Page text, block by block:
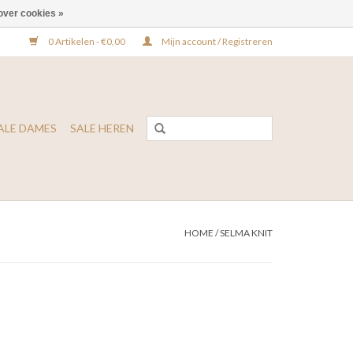
0 Artikelen - €0,00 Mijn account / Registreren
DAMES SALE HEREN
HOME /SELMA KNIT
cookies »